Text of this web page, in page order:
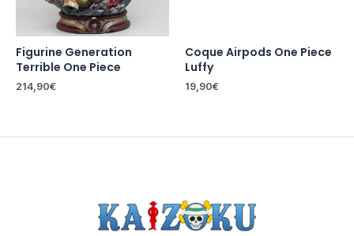
Figurine Generation
Terrible One Piece
214,90€
Coque Airpods One Piece
Luffy
19,90€